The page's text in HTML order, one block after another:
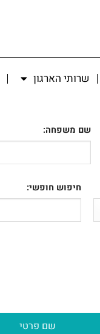
שרותי הארגון
שם משפחה:
חיפוש חופשי:
שם פרטי